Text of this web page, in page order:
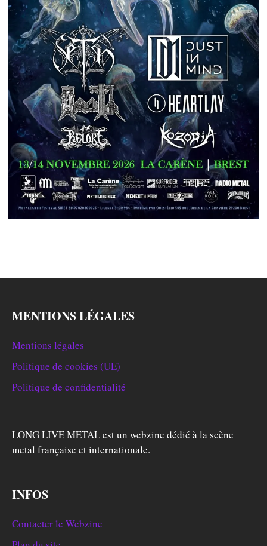
MENTIONS LÉGALES
Mentions légales
Politique de cookies (UE)
Politique de confidentialité
LONG LIVE METAL est un webzine dédié à la scène
metal française et internationale.
INFOS
Contacter le Webzine